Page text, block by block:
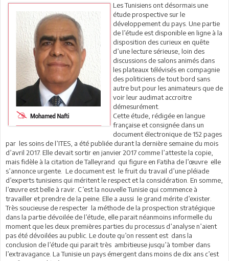
Les Tunisiens ont désormais une
étude prospective sur le
développement du pays. Une partie
de l’étude est disponible en ligne à la
disposition des curieux en quête
d’une lecture sérieuse, loin des
discussions de salons animés dans
les plateaux télévisés en compagnie
des politiciens de tout bord sans
autre but pour les animateurs que de
voir leur audimat accroitre
démesurément.
Cette étude, rédigée en langue
française et consignée dans un
document électronique de 152 pages
par les soins de l’ITES, a été publiée durant la dernière semaine du mois
d’avril 2017. Elle devait sortir en janvier 2017 comme l’atteste la copie,
mais fidèle à la citation de Talleyrand qui figure en Fatiha de l’œuvre elle
s’annonce urgente. Le document est le fruit du travail d’une pléiade
d’experts tunisiens qui méritent le respect et la considération. En somme,
l’œuvre est belle à ravir. C’est la nouvelle Tunisie qui commence à
travailler et prendre de la peine. Elle a aussi le grand mérite d’exister.
Très soucieuse de respecter la méthode de la prospection stratégique
dans la partie dévoilée de l’étude, elle parait néanmoins informelle du
moment que les deux premières parties du processus d’analyse n’aient
pas été dévoilées au public. Le doute qu’on ressent est dans la
conclusion de l’étude qui parait très ambitieuse jusqu’à tomber dans
l’extravagance. La Tunisie un pays émergent dans moins de dix ans c’est